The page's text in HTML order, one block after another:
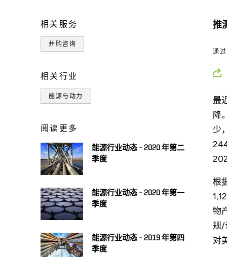
相关服务
并购咨询
相关行业
能源与动力
阅读更多
能源行业动态 - 2020 年第二
季度
能源行业动态 - 2020 年第一
季度
能源行业动态 - 2019 年第四
季度
推
通
最
降
少
根
物
规/
对